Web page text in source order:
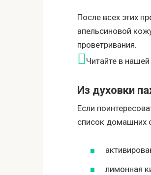
После всех этих
апельсиновой
проветривания.
Читайте в нашей
Из духовки
Если
список домашних
лимонная